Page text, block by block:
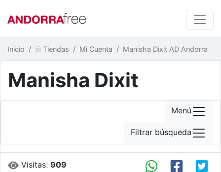
Inicio Tiendas Mi Cuenta Manisha Dixit AD Andorra
Manisha Dixit
Visitas:909
Menú
Filtrar búsqueda